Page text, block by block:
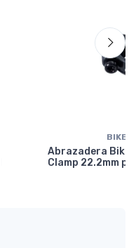
BIKE
Abrazadera
Clamp 22.2mm